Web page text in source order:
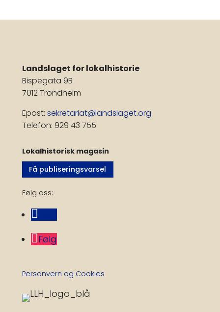
Landslaget for lokalhistorie
Bispegata 9B
7012 Trondheim
Epost: sekretariat@landslaget.org
Telefon: 929 43 755
Lokalhistorisk magasin
Få publiseringsvarsel
Følg oss:
Følg
Personvern og Cookies